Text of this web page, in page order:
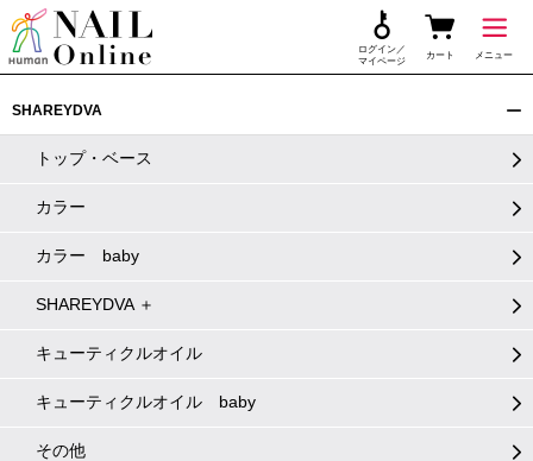
メニュー
カート
ログイン／
マイページ
SHAREYDVA
トップ・ベース
カラー
カラー baby
SHAREYDVA ＋
キューティクルオイル
キューティクルオイル baby
その他